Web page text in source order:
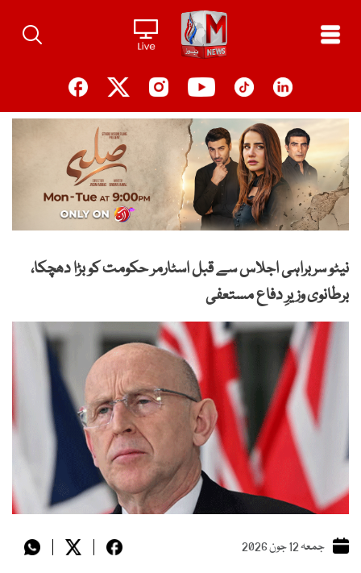
content
نیٹو سربراہی اجلاس سے قبل اسٹارمر حکومت کو بڑا دھچکا،
برطانوی وزیرِ دفاع مستعفی
جمعہ 12 جون 2026